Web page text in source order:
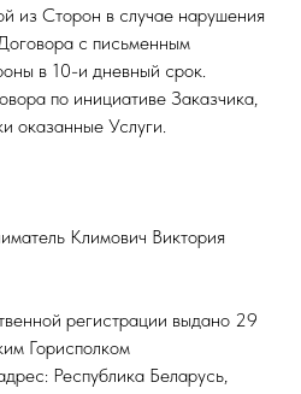
из Сторон в случае нарушения
с письменным
в 10-и дневный срок.
по инициативе Заказчика,
оказанные Услуги.
Климович Виктория
регистрации выдано 29
Горисполком
Республика Беларусь,